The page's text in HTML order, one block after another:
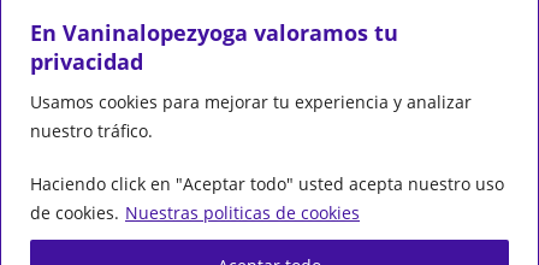
En Vaninalopezyoga valoramos tu
privacidad
Usamos cookies para mejorar tu experiencia y analizar
nuestro tráfico.
Haciendo click en "Aceptar todo" usted acepta nuestro uso
de cookies. Nuestras politicas de cookies
Domos Zen, Estancia grande
San Luis
Conoce más:
Política de privacidad